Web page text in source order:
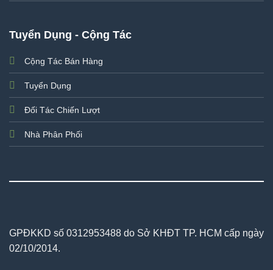
Tuyển Dụng - Cộng Tác
Cộng Tác Bán Hàng
Tuyển Dụng
Đối Tác Chiến Lượt
Nhà Phân Phối
GPĐKKD số 0312953488 do Sở KHĐT TP. HCM cấp ngày
02/10/2014.